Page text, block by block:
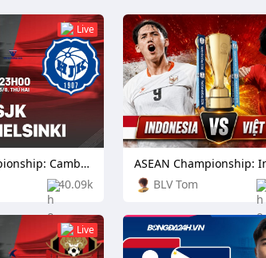
Live
40.09k
ASEAN Championship: Cambodia vs Laos
BLV Tom
Live